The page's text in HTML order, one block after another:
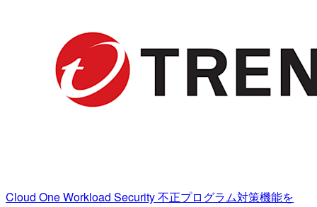
Cloud One Workload Security 不正プログラム対策機能を